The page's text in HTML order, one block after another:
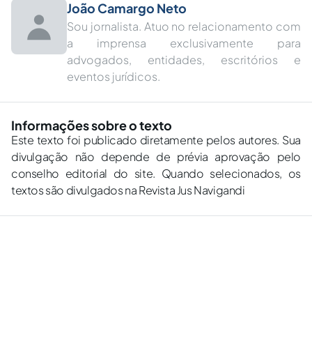
João Camargo Neto
Sou jornalista. Atuo no relacionamento com
a imprensa exclusivamente para
advogados, entidades, escritórios e
eventos jurídicos.
Informações sobre o texto
Este texto foi publicado diretamente pelos autores. Sua
divulgação não depende de prévia aprovação pelo
conselho editorial do site. Quando selecionados, os
textos são divulgados na Revista Jus Navigandi